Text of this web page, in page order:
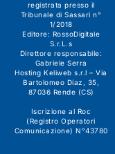
registrata presso il
Tribunale di Sassari n°
1/2018
Editore: RossoDigitale
S.r.L.s
Direttore responsabile:
Gabriele Serra
Hosting Keliweb s.r.l – Via
Bartolomeo Diaz, 35,
87036 Rende (CS)
Iscrizione al Roc
(Registro Operatori
Comunicazione) N°43780